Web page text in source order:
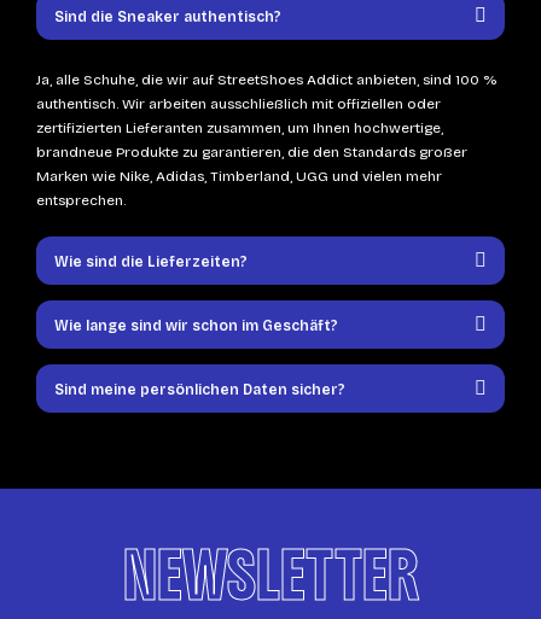
Sind die Sneaker authentisch?
Ja, alle Schuhe, die wir auf StreetShoes Addict anbieten, sind 100 %
authentisch. Wir arbeiten ausschließlich mit offiziellen oder
zertifizierten Lieferanten zusammen, um Ihnen hochwertige,
brandneue Produkte zu garantieren, die den Standards großer
Marken wie Nike, Adidas, Timberland, UGG und vielen mehr
entsprechen.
Wie sind die Lieferzeiten?
Wie lange sind wir schon im Geschäft?
Sind meine persönlichen Daten sicher?
NEWSLETTER